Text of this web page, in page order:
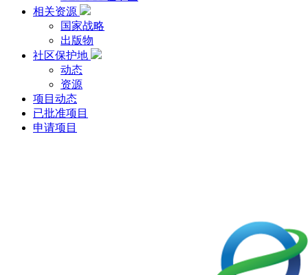
相关资源
国家战略
出版物
社区保护地
动态
资源
项目动态
已批准项目
申请项目